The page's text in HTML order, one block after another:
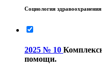
Социология здравоохранения
2025 № 10
помощи.